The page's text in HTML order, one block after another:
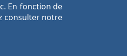
En fonction de
consulter notre